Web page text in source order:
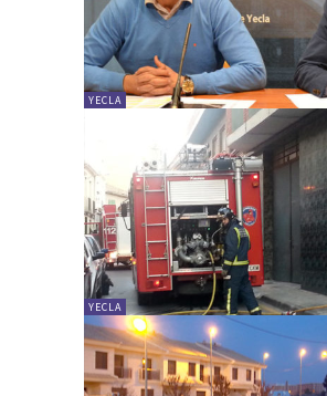
YECLA
YECLA